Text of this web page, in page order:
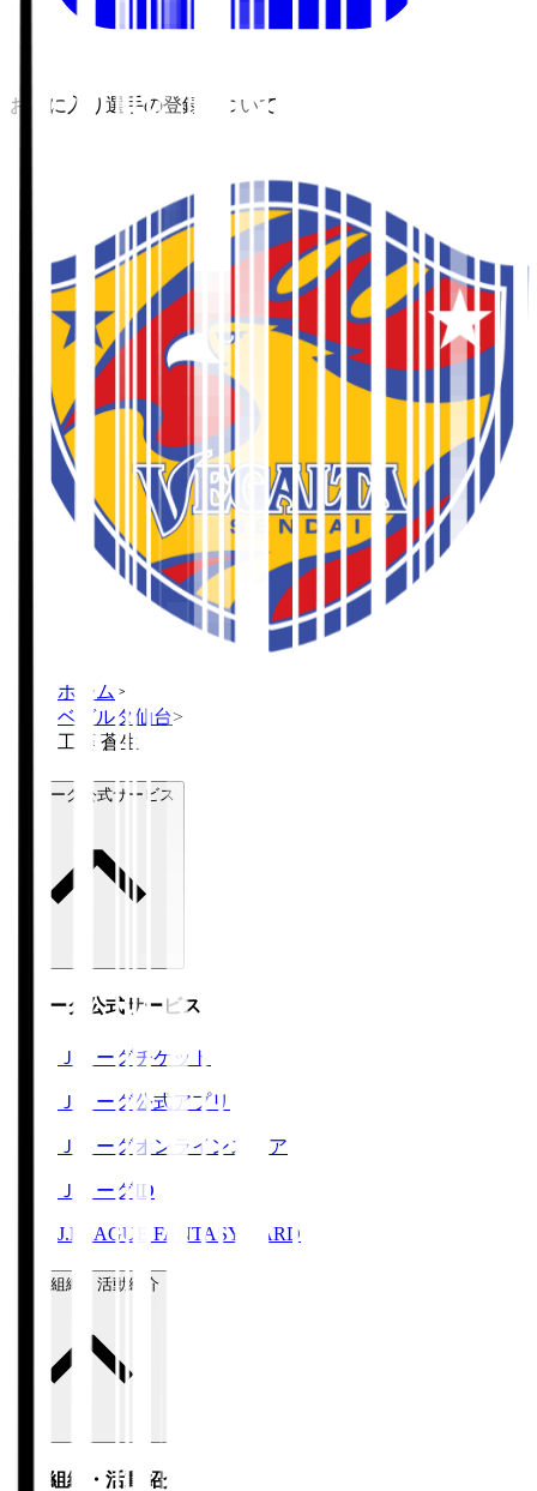
お気に入り選手の登録について
ホーム >
ベガルタ仙台>
工藤 蒼生
Ｊリーグ公式サービス
Ｊリーグ公式サービス
Ｊリーグチケット
Ｊリーグ公式アプリ
Ｊリーグオンラインストア
ＪリーグID
J.LEAGUE FANTASY CARD
運営組織・活動紹介
運営組織・活動紹介